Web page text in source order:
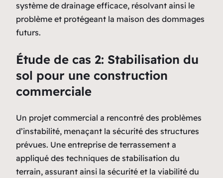
système de drainage efficace, résolvant ainsi le
problème et protégeant la maison des dommages
futurs.
Étude de cas 2: Stabilisation du
sol pour une construction
commerciale
Un projet commercial a rencontré des problèmes
d’instabilité, menaçant la sécurité des structures
prévues. Une entreprise de terrassement a
appliqué des techniques de stabilisation du
terrain, assurant ainsi la sécurité et la viabilité du